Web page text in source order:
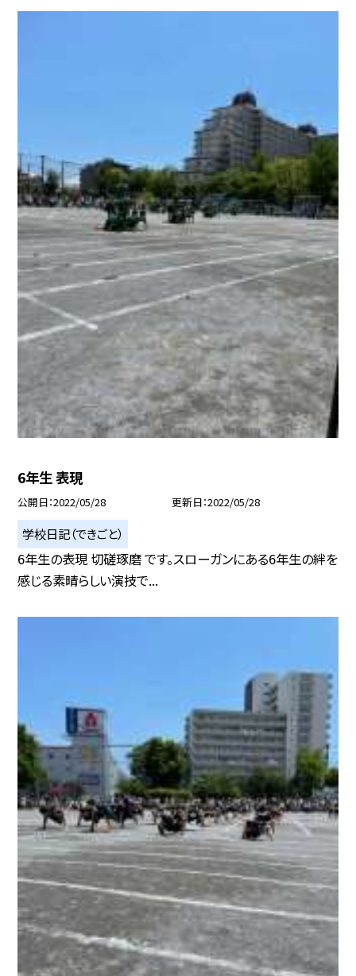
6年生 表現
公開日 2022/05/28 更新日 2022/05/28
学校日記（できごと）
6年生の表現 切磋琢磨 です。スローガンにある6年生の絆を
感じる素晴らしい演技で...